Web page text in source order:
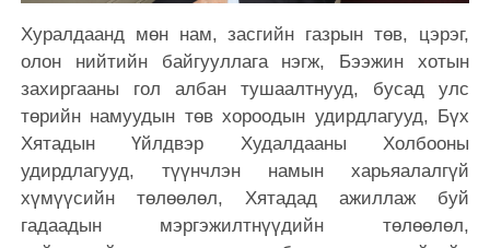
Хуралдаанд мөн нам, засгийн газрын төв, цэрэг,
олон нийтийн байгууллага нэгж, Бээжин хотын
захиргааны гол албан тушаалтнууд, бусад улс
төрийн намуудын төв хороодын удирдлагууд, Бүх
Хятадын Үйлдвэр Худалдааны Холбооны
удирдлагууд, түүнчлэн намын харьяалалгүй
хүмүүсийн төлөөлөл, Хятадад ажиллаж буй
гадаадын мэргэжилтнүүдийн төлөөлөл,